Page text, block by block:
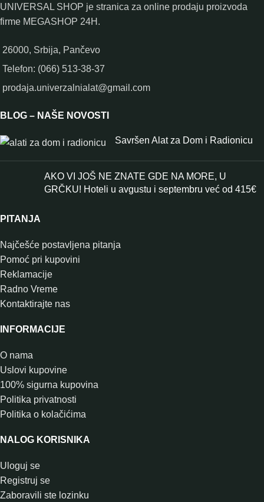
UNIVERSAL SHOP je stranica za online prodaju proizvoda
firme MEGASHOP 24H.
26000, Srbija, Pančevo
Telefon: (066) 513-38-37
prodaja.univerzalnialat@gmail.com
BLOG – NAŠE NOVOSTI
Savršen Alat za Dom i Radionicu
AKO VI JOŠ NE ZNATE GDE NA MORE, U
GRČKU! Hoteli u avgustu i septembru već od 415€
PITANJA
Najčešće postavljena pitanja
Pomoć pri kupovini
Reklamacije
Radno Vreme
Kontaktirajte nas
INFORMACIJE
O nama
Uslovi kupovine
100% sigurna kupovina
Politika privatnosti
Politika o kolačićima
NALOG KORISNIKA
Uloguj se
Registruj se
Zaboravili ste lozinku